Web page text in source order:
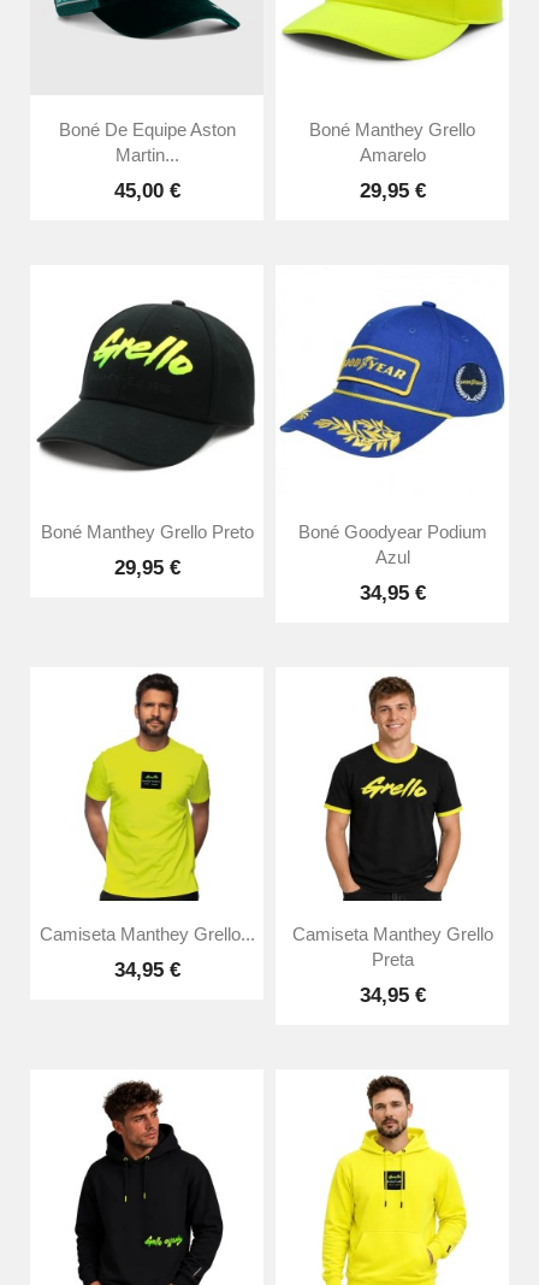
Boné De Equipe Aston
Martin...
45,00 €
Boné Manthey Grello
Amarelo
29,95 €
Boné Manthey Grello Preto
29,95 €
Boné Goodyear Podium
Azul
34,95 €
Camiseta Manthey Grello...
34,95 €
Camiseta Manthey Grello
Preta
34,95 €